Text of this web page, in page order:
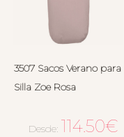
3507 Sacos Verano para
Silla Zoe Rosa
Desde: 114.50€